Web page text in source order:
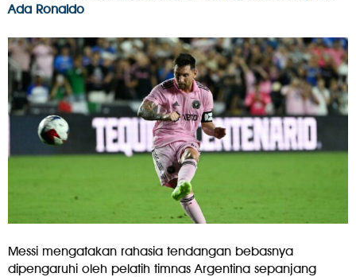
Ada Ronaldo
Messi mengatakan rahasia tendangan bebasnya
dipengaruhi oleh pelatih timnas Argentina sepanjang